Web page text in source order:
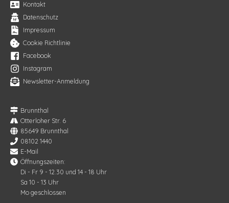
Kontakt
Datenschutz
Impressum
Cookie Richtlinie
Facebook
Instagram
Newsletter-Anmeldung
Brunnthal
Otterloher Str. 6
85649 Brunnthal
08102 1440
E-Mail
Öffnungszeiten:
Di - Fr 9 - 12.30 und 14 - 18 Uhr
Sa 10 - 13 Uhr
Mo geschlossen